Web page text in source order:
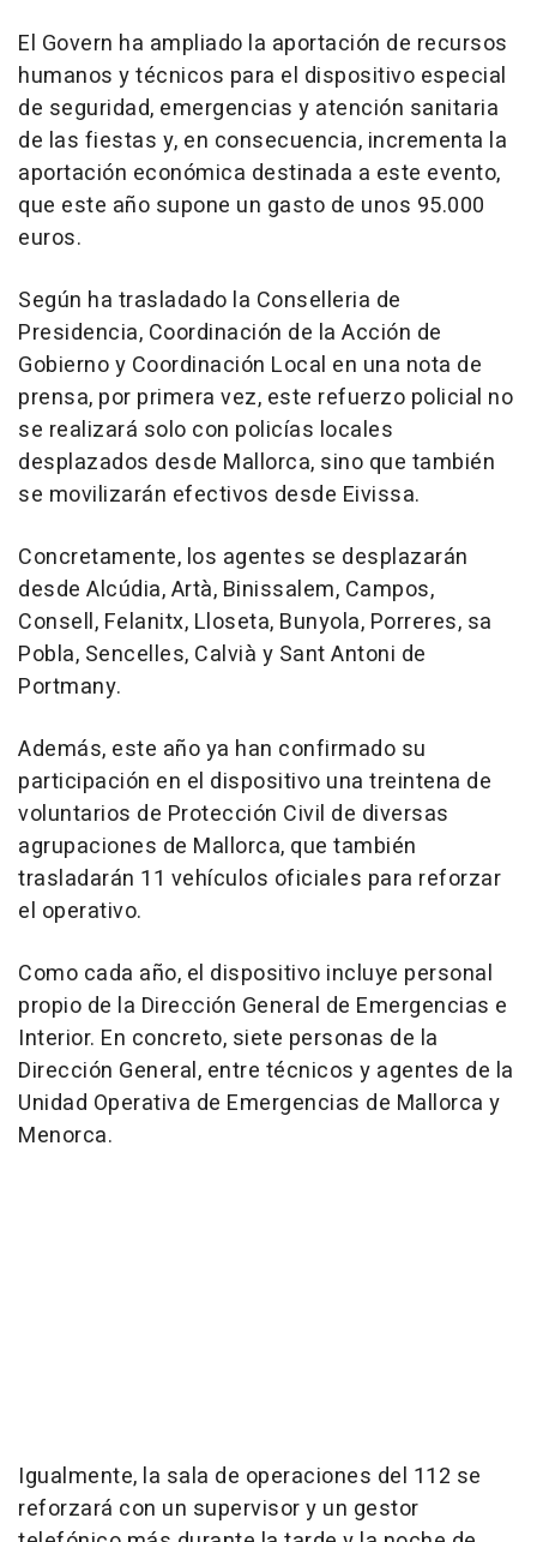
El Govern ha ampliado la aportación de recursos
humanos y técnicos para el dispositivo especial
de seguridad, emergencias y atención sanitaria
de las fiestas y, en consecuencia, incrementa la
aportación económica destinada a este evento,
que este año supone un gasto de unos 95.000
euros.
Según ha trasladado la Conselleria de
Presidencia, Coordinación de la Acción de
Gobierno y Coordinación Local en una nota de
prensa, por primera vez, este refuerzo policial no
se realizará solo con policías locales
desplazados desde Mallorca, sino que también
se movilizarán efectivos desde Eivissa.
Concretamente, los agentes se desplazarán
desde Alcúdia, Artà, Binissalem, Campos,
Consell, Felanitx, Lloseta, Bunyola, Porreres, sa
Pobla, Sencelles, Calvià y Sant Antoni de
Portmany.
Además, este año ya han confirmado su
participación en el dispositivo una treintena de
voluntarios de Protección Civil de diversas
agrupaciones de Mallorca, que también
trasladarán 11 vehículos oficiales para reforzar
el operativo.
Como cada año, el dispositivo incluye personal
propio de la Dirección General de Emergencias e
Interior. En concreto, siete personas de la
Dirección General, entre técnicos y agentes de la
Unidad Operativa de Emergencias de Mallorca y
Menorca.
Igualmente, la sala de operaciones del 112 se
reforzará con un supervisor y un gestor